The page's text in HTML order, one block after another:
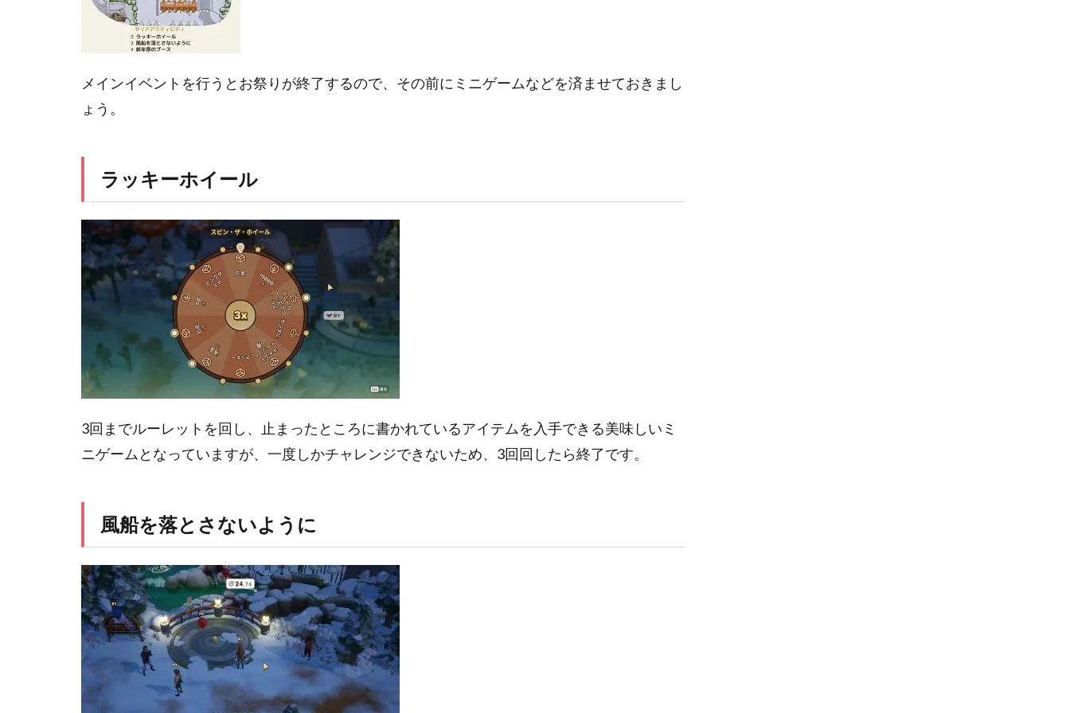
メインイベントを行うとお祭りが終了するので、その前にミニゲームなどを済ませておきまし
ょう。
ラッキーホイール
3回までルーレットを回し、止まったところに書かれているアイテムを入手できる美味しいミ
ニゲームとなっていますが、一度しかチャレンジできないため、3回回したら終了です。
風船を落とさないように